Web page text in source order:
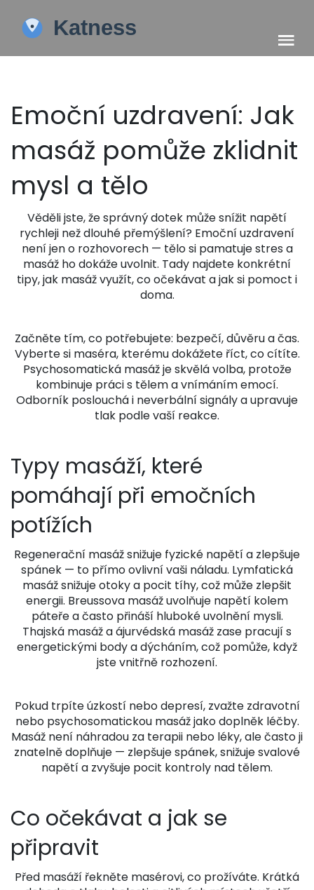
Emoční uzdravení: Jak
masáž pomůže zklidnit
mysl a tělo
Věděli jste, že správný dotek může snížit napětí
rychleji než dlouhé přemýšlení? Emoční uzdravení
není jen o rozhovorech — tělo si pamatuje stres a
masáž ho dokáže uvolnit. Tady najdete konkrétní
tipy, jak masáž využít, co očekávat a jak si pomoct i
doma.
Začněte tím, co potřebujete: bezpečí, důvěru a čas.
Vyberte si maséra, kterému dokážete říct, co cítíte.
Psychosomatická masáž je skvělá volba, protože
kombinuje práci s tělem a vnímáním emocí.
Odborník poslouchá i neverbální signály a upravuje
tlak podle vaší reakce.
Typy masáží, které
pomáhají při emočních
potížích
Regenerační masáž snižuje fyzické napětí a zlepšuje
spánek — to přímo ovlivní vaši náladu. Lymfatická
masáž snižuje otoky a pocit tíhy, což může zlepšit
energii. Breussova masáž uvolňuje napětí kolem
páteře a často přináší hluboké uvolnění mysli.
Thajská masáž a ájurvédská masáž zase pracují s
energetickými body a dýcháním, což pomůže, když
jste vnitřně rozhození.
Pokud trpíte úzkostí nebo depresí, zvažte zdravotní
nebo psychosomatickou masáž jako doplněk léčby.
Masáž není náhradou za terapii nebo léky, ale často ji
znatelně doplňuje — zlepšuje spánek, snižuje svalové
napětí a zvyšuje pocit kontroly nad tělem.
Co očekávat a jak se
připravit
Před masáží řekněte masérovi, co prožíváte. Krátká